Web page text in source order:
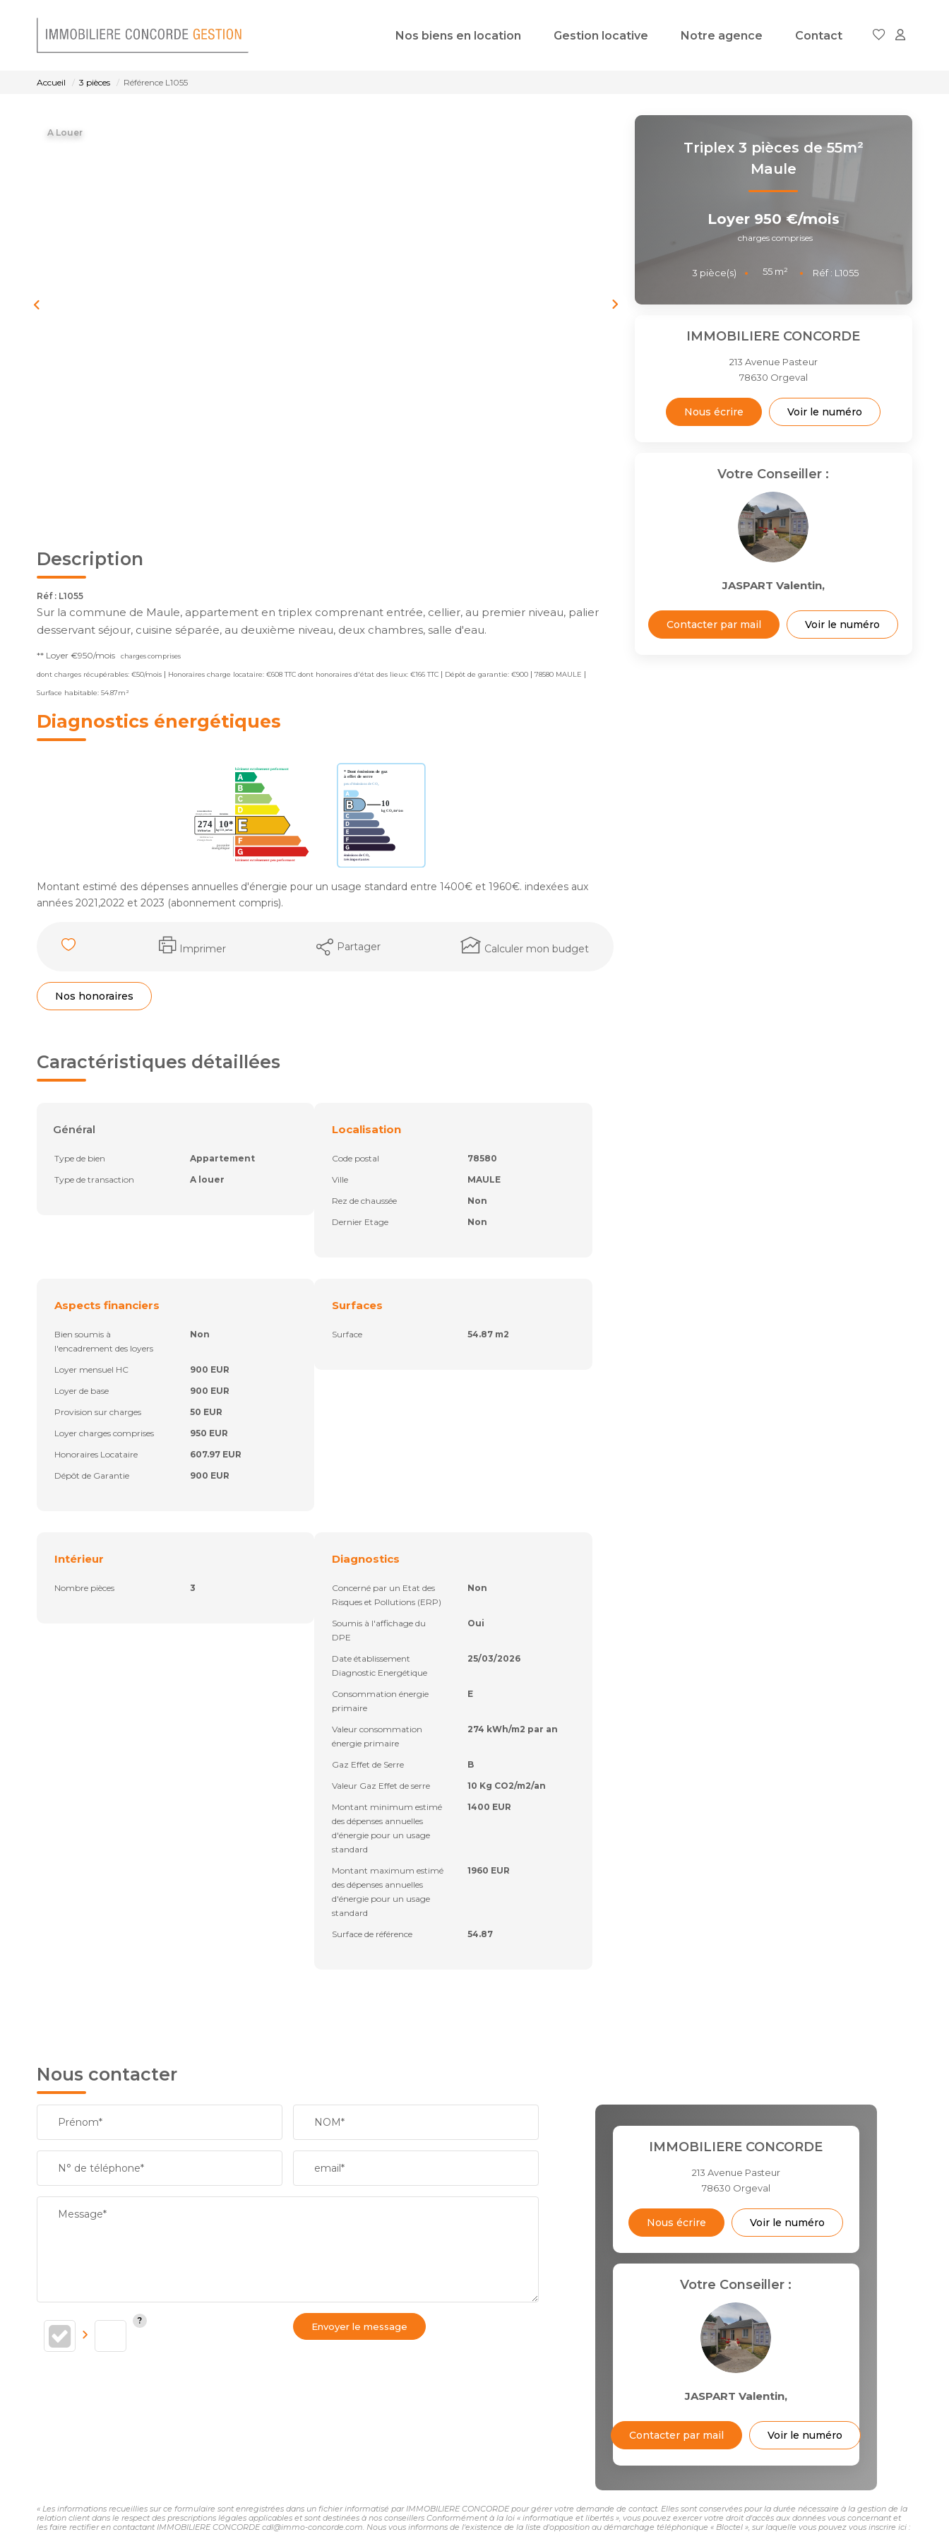
Nos biens en location Gestion locative Notre agence Contact
Accueil 3 pièces Référence L1055
A Louer
Description
Réf : L1055
Sur la commune de Maule, appartement en triplex comprenant entrée, cellier, au premier niveau, palier
desservant séjour, cuisine séparée, au deuxième niveau, deux chambres, salle d'eau.
** Loyer €950/mois charges comprises
dont charges récupérables: €50/mois | Honoraires charge locataire: €608 TTC dont honoraires d'état des lieux: €166 TTC | Dépôt de garantie: €900 | 78580 MAULE |
Surface habitable: 54.87m²
Diagnostics énergétiques
Montant estimé des dépenses annuelles d'énergie pour un usage standard entre 1400€ et 1960€. indexées aux
années 2021,2022 et 2023 (abonnement compris).
Imprimer Partager Calculer mon budget
Nos honoraires
Caractéristiques détaillées
Général
Type de bien
Appartement
Type de transaction
A louer
Localisation
Code postal
78580
Ville
MAULE
Rez de chaussée
Non
Dernier Etage
Non
Aspects financiers
Bien soumis à
l'encadrement des loyers
Non
Loyer mensuel HC
900 EUR
Loyer de base
900 EUR
Provision sur charges
50 EUR
Loyer charges comprises
950 EUR
Honoraires Locataire
607.97 EUR
Dépôt de Garantie
900 EUR
Surfaces
Surface 54.87 m2
Intérieur
Nombre pièces 3
Diagnostics
Concerné par un Etat des
Risques et Pollutions (ERP)
Non
Soumis à l'affichage du
DPE
Oui
Date établissement
Diagnostic Energétique
25/03/2026
Consommation énergie
primaire
E
Valeur consommation
énergie primaire
274 kWh/m2 par an
Gaz Effet de Serre
B
Valeur Gaz Effet de serre
10 Kg CO2/m2/an
Montant minimum estimé
des dépenses annuelles
d'énergie pour un usage
standard
1400 EUR
Montant maximum estimé
des dépenses annuelles
d'énergie pour un usage
standard
1960 EUR
Surface de référence 54.87
Triplex 3 pièces de 55m²
Maule
Loyer 950 €/mois
charges comprises
3 pièce(s) 55 m² Réf : L1055
IMMOBILIERE CONCORDE
213 Avenue Pasteur
78630 Orgeval
Nous écrire Voir le numéro
Votre Conseiller :
JASPART Valentin,
Contacter par mail Voir le numéro
Nous contacter
Prénom* NOM*
N° de téléphone* email*
Message*
Envoyer le message
IMMOBILIERE CONCORDE
213 Avenue Pasteur
78630 Orgeval
Nous écrire Voir le numéro
Votre Conseiller :
JASPART Valentin,
Contacter par mail Voir le numéro
« Les informations recueillies sur ce formulaire sont enregistrées dans un fichier informatisé par IMMOBILIERE CONCORDE pour gérer votre demande de contact. Elles sont conservées pour la durée nécessaire à la gestion de la
relation client dans le respect des prescriptions légales applicables et sont destinées à nos conseillers Conformément à la loi « informatique et libertés », vous pouvez exercer votre droit d'accès aux données vous concernant et
les faire rectifier en contactant IMMOBILIERE CONCORDE cdl@immo-concorde.com. Nous vous informons de l'existence de la liste d'opposition au démarchage téléphonique « Bloctel », sur laquelle vous pouvez vous inscrire ici :